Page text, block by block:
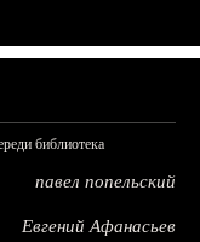
библиотека
павел попельский
Евгений Афанасьев